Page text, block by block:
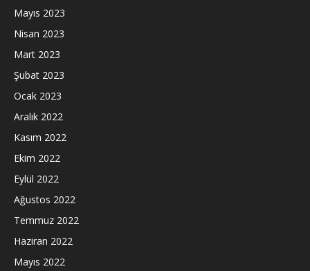
Mayıs 2023
Nisan 2023
Mart 2023
Şubat 2023
Ocak 2023
Aralık 2022
Kasım 2022
Ekim 2022
Eylül 2022
Ağustos 2022
Temmuz 2022
Haziran 2022
Mayıs 2022